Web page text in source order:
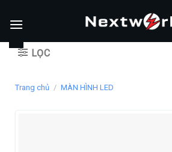
LỌC
Trang chủ / MÀN HÌNH LED